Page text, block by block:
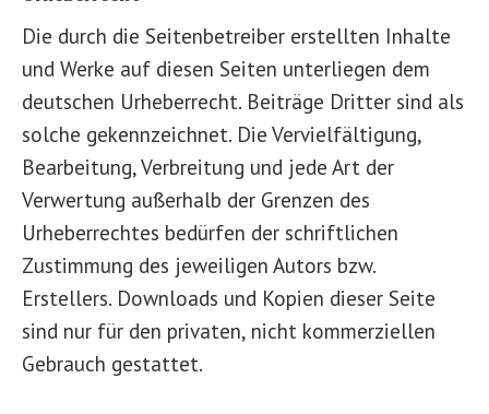
Die durch die Seitenbetreiber erstellten Inhalte
und Werke auf diesen Seiten unterliegen dem
deutschen Urheberrecht. Beiträge Dritter sind als
solche gekennzeichnet. Die Vervielfältigung,
Bearbeitung, Verbreitung und jede Art der
Verwertung außerhalb der Grenzen des
Urheberrechtes bedürfen der schriftlichen
Zustimmung des jeweiligen Autors bzw.
Erstellers. Downloads und Kopien dieser Seite
sind nur für den privaten, nicht kommerziellen
Gebrauch gestattet.